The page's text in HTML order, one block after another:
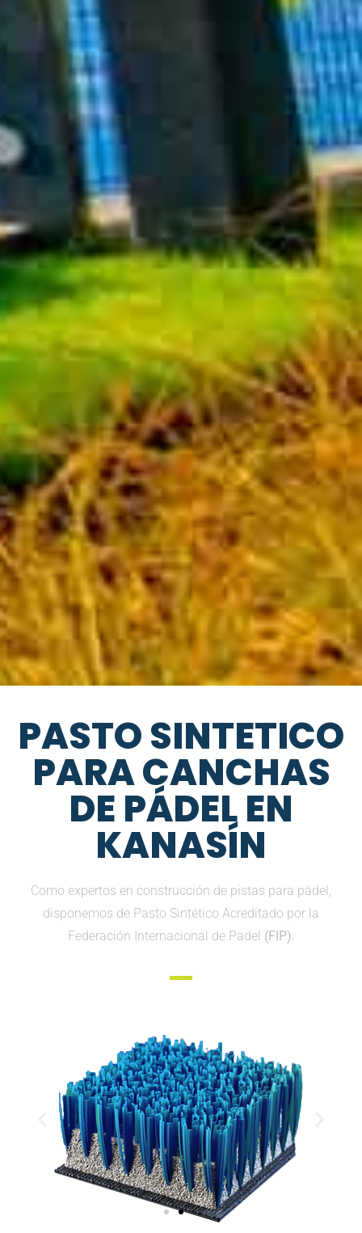
PASTO SINTETICO
PARA CANCHAS
DE PÁDEL EN
KANASÍN
Como expertos en construcción de pistas para pádel,
disponemos de Pasto Sintético Acreditado por la
Federación Internacional de Padel (FIP).